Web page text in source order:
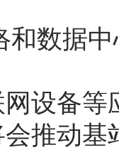
和数据
设备
推动